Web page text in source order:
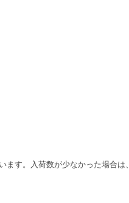
す。入荷数が少なかった場合